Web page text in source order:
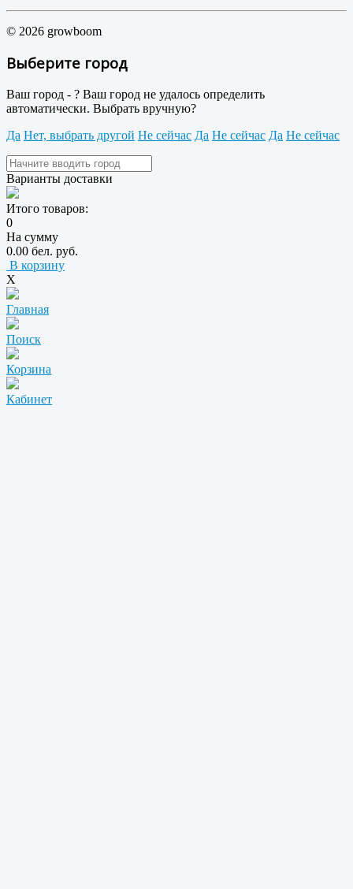
© 2026 growboom
Выберите город
Ваш город - ? Ваш город не удалось определить
автоматически. Выбрать вручную?
Да Нет, выбрать другой Не сейчас Да Не сейчас Да Не сейчас
Варианты доставки
Итого товаров:
0
На сумму
0.00 бел. руб.
В корзину
X
Главная
Поиск
Корзина
Кабинет